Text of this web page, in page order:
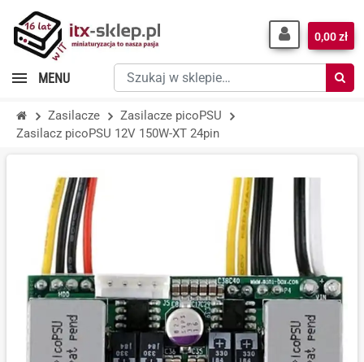
Szukaj
w
sklepie…
0,00 zł
MENU
Zasilacze
Zasilacze picoPSU
Zasilacz picoPSU 12V 150W-XT 24pin